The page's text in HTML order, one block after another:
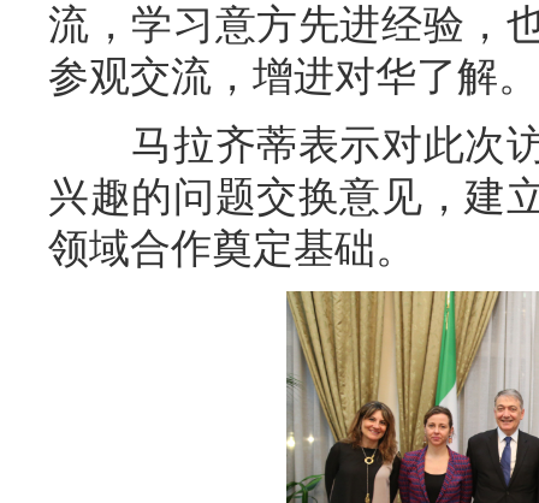
流，学习意方先进经验，
参观交流，增进对华了解。
马拉齐蒂表示对此次
兴趣的问题交换意见，建
领域合作奠定基础。